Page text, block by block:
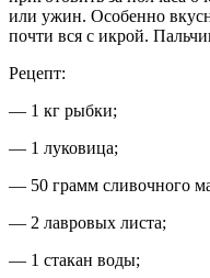
или ужин. Особенно
почти вся с икрой.
Рецепт:
— 1 кг рыбки;
— 1 луковица;
— 50 грамм сливочного
— 2 лавровых листа;
— 1 стакан воды;